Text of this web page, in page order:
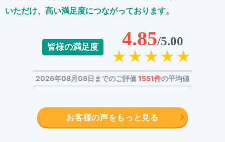
いただけ、高い満足度につながっております。
皆様の満足度 4.85/5.00
2026年08月08日までのご評価1551件の平均値
お客様の声をもっと見る